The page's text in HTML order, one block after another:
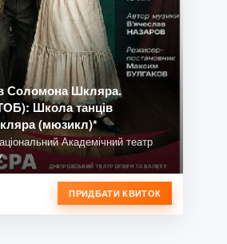
Соломона Шкляра.
Школа танців
(мюзикл)*
Академічний театр
ПРИДБАТИ КВИТОК